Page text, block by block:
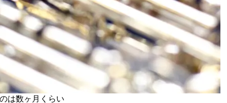
は数ヶ月くらい